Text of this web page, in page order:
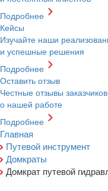
Подробнее
Кейсы
Изучайте наши
и успешные решения
Подробнее
Оставить отзыв
Честные отзывы
о нашей работе
Подробнее
Главная
Путевой инструмент
Домкраты
Домкрат путевой